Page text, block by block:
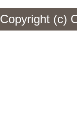
Copyright (c)